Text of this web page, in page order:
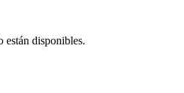
están disponibles.